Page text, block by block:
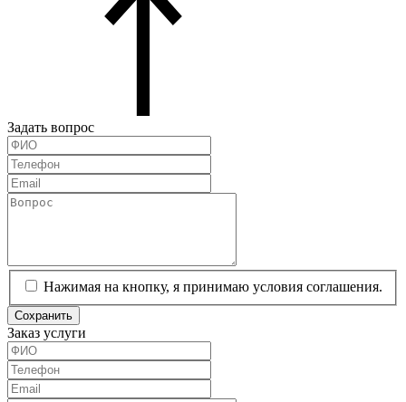
Задать вопрос
Нажимая на кнопку, я принимаю условия соглашения.
Сохранить
Заказ услуги